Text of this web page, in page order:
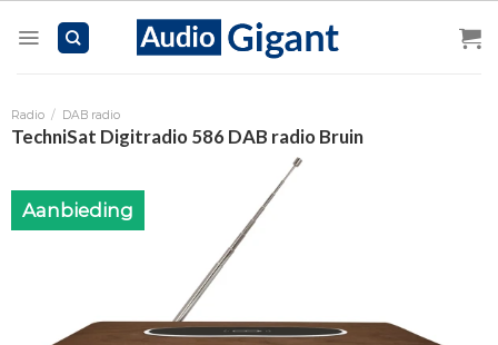
Radio / DAB radio
TechniSat Digitradio 586 DAB radio Bruin
Aanbieding